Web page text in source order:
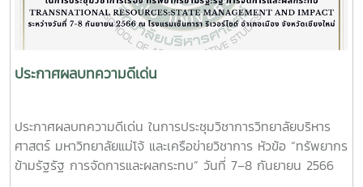
ประกาศผลบทความดีเด่น
ประกาศผลบทความดีเด่น ในการประชุมวิชาการวิทยาลัยบริหาร
ศาสตร์ มหาวิทยาลัยแม่โจ้ และเครือข่ายวิชาการ หัวข้อ “ทรัพยากร
ข้ามรัฐรัฐ การจัดการและผลกระทบ” วันที่ 7–8 กันยายน 2566